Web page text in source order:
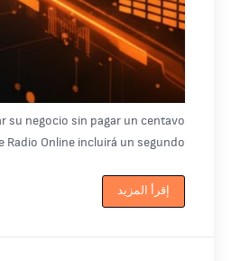
su negocio sin pagar un centavo
Online incluirá un segundo ...
إقرأ المزيد